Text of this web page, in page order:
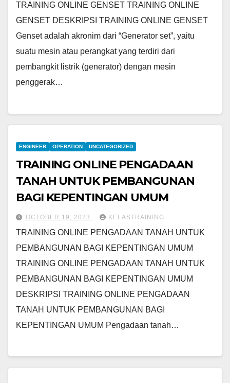
TRAINING ONLINE GENSET TRAINING ONLINE
GENSET DESKRIPSI TRAINING ONLINE GENSET
Genset adalah akronim dari “Generator set”, yaitu
suatu mesin atau perangkat yang terdiri dari
pembangkit listrik (generator) dengan mesin
penggerak…
ENGINEER OPERATION UNCATEGORIZED
TRAINING ONLINE PENGADAAN
TANAH UNTUK PEMBANGUNAN
BAGI KEPENTINGAN UMUM
OCTOBER 19, 2023 KELASTRAINING
TRAINING ONLINE PENGADAAN TANAH UNTUK
PEMBANGUNAN BAGI KEPENTINGAN UMUM
TRAINING ONLINE PENGADAAN TANAH UNTUK
PEMBANGUNAN BAGI KEPENTINGAN UMUM
DESKRIPSI TRAINING ONLINE PENGADAAN
TANAH UNTUK PEMBANGUNAN BAGI
KEPENTINGAN UMUM Pengadaan tanah…